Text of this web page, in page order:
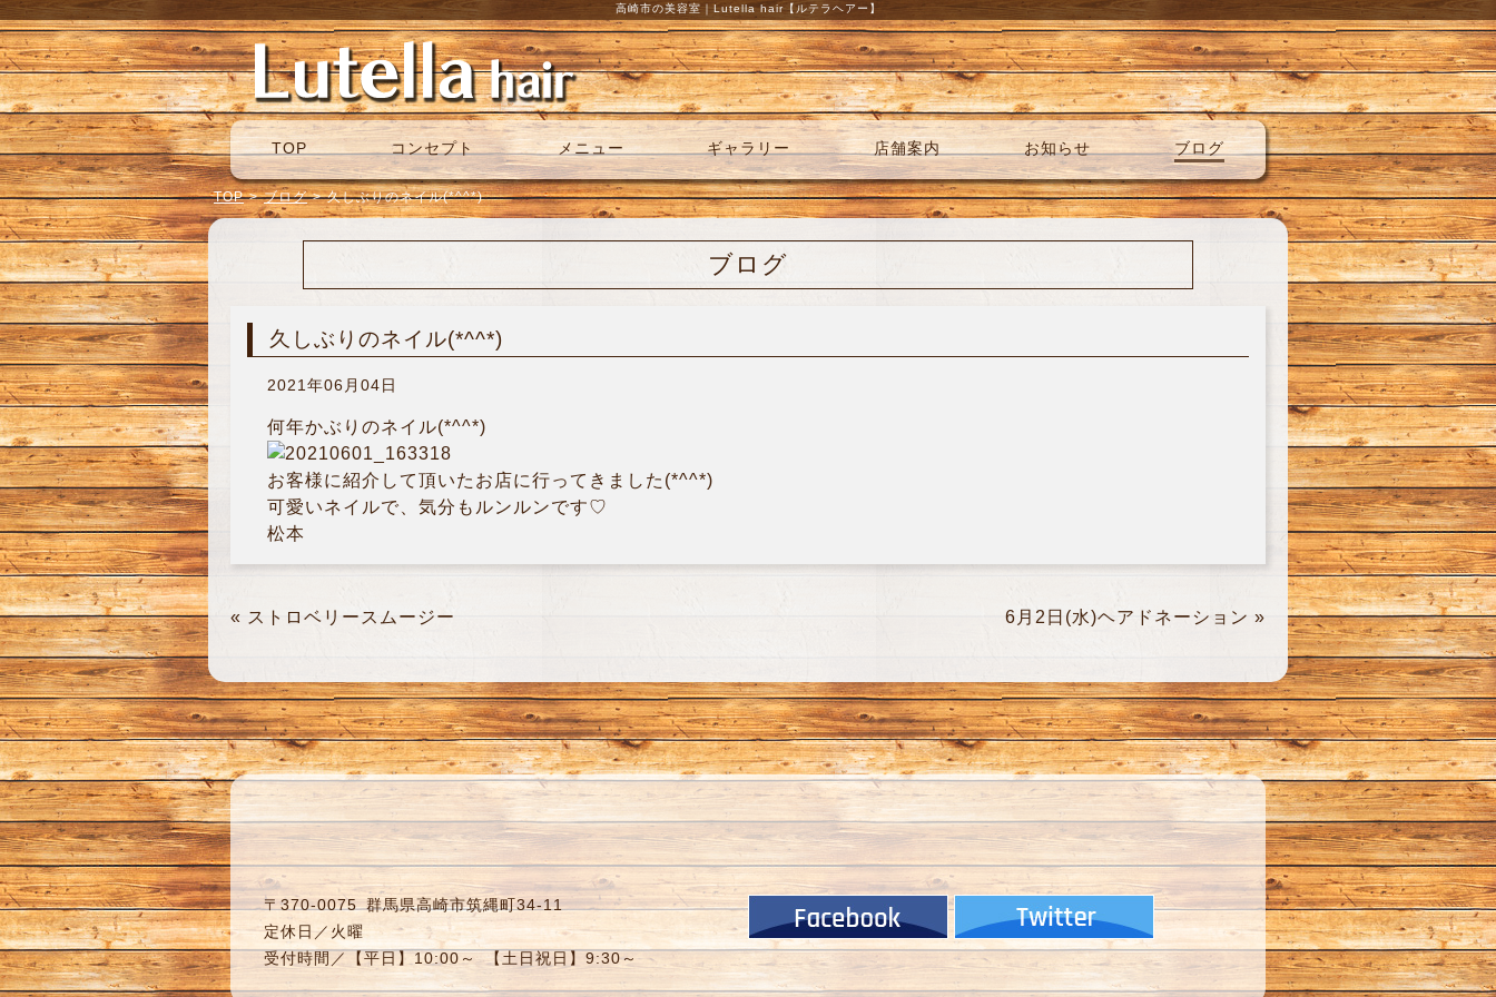
高崎市の美容室｜Lutella hair【ルテラヘアー】
TOP コンセプト メニュー ギャラリー 店舗案内 お知らせ ブログ
TOP > ブログ > 久しぶりのネイル(*^^*)
ブログ
久しぶりのネイル(*^^*)
2021年06月04日
何年かぶりのネイル(*^^*)
お客様に紹介して頂いたお店に行ってきました(*^^*)
可愛いネイルで、気分もルンルンです♡
松本
« ストロベリースムージー 6月2日(水)ヘアドネーション »
〒370-0075群馬県高崎市筑縄町34-11
定休日／火曜
受付時間／【平日】10:00～ 【土日祝日】9:30～